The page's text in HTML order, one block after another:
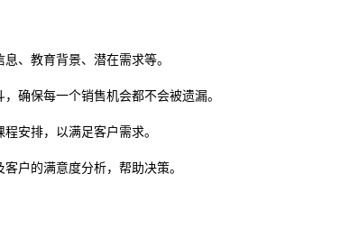
、教育背景、潜在需求等。
确保每一个销售机会都不会被遗漏。
安排，以满足客户需求。
户的满意度分析，帮助决策。